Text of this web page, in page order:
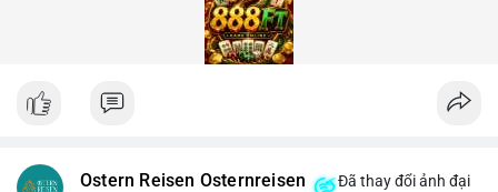
Ostern Reisen Osternreisen
Đã thay đổi ảnh đại